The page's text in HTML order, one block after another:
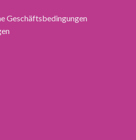
Geschäftsbedingungen